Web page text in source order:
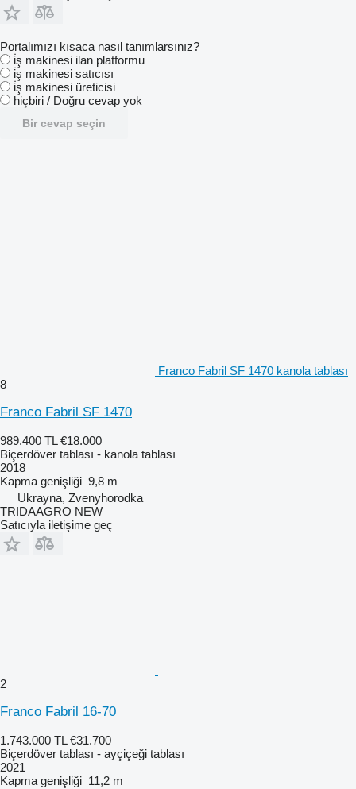
Portalımızı kısaca nasıl tanımlarsınız?
i̇ş makinesi ilan platformu
i̇ş makinesi satıcısı
i̇ş makinesi üreticisi
hiçbiri / Doğru cevap yok
Bir cevap seçin
Franco Fabril SF 1470 kanola tablası
8
Franco Fabril SF 1470
989.400 TL €18.000
Biçerdöver tablası - kanola tablası
2018
Kapma genişliği 9,8 m
Ukrayna, Zvenyhorodka
TRIDAAGRO NEW
Satıcıyla iletişime geç
2
Franco Fabril 16-70
1.743.000 TL €31.700
Biçerdöver tablası - ayçiçeği tablası
2021
Kapma genişliği 11,2 m